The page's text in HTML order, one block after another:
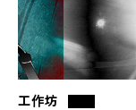
工作坊